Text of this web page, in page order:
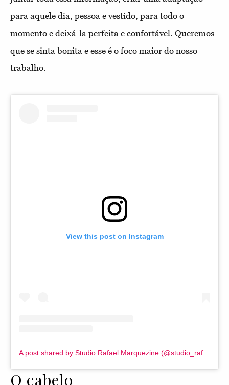
para aquele dia, pessoa e vestido, para todo o
momento e deixá-la perfeita e confortável. Queremos
que se sinta bonita e esse é o foco maior do nosso
trabalho.
View this post on Instagram
O cabelo